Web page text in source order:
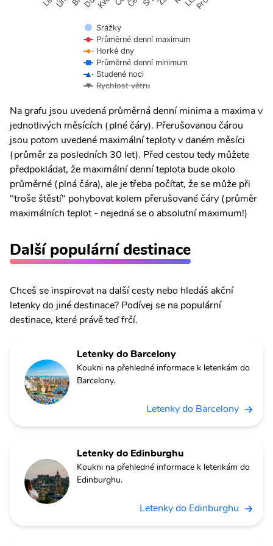
Srážky
Průměrné denní maximum
Horké dny
Průměrné denní minimum
Studené noci
Rychlost větru
Na grafu jsou uvedená průměrná denní minima a maxima v
jednotlivých měsících (plné čáry). Přerušovanou čárou
jsou potom uvedené maximální teploty v daném měsíci
(průměr za posledních 30 let). Před cestou tedy můžete
předpokládat, že maximální denní teplota bude okolo
průměrné (plná čára), ale je třeba počítat, že se může při
"troše štěstí" pohybovat kolem přerušované čáry (průměr
maximálních teplot - nejedná se o absolutní maximum!)
Další populární destinace
Chceš se inspirovat na další cesty nebo hledáš akční
letenky do jiné destinace? Podívej se na populární
destinace, které právě teď frčí.
Letenky do Barcelony
Koukni na přehledné informace k letenkám do
Barcelony.
Letenky do Barcelony
Letenky do Edinburghu
Koukni na přehledné informace k letenkám do
Edinburghu.
Letenky do Edinburghu